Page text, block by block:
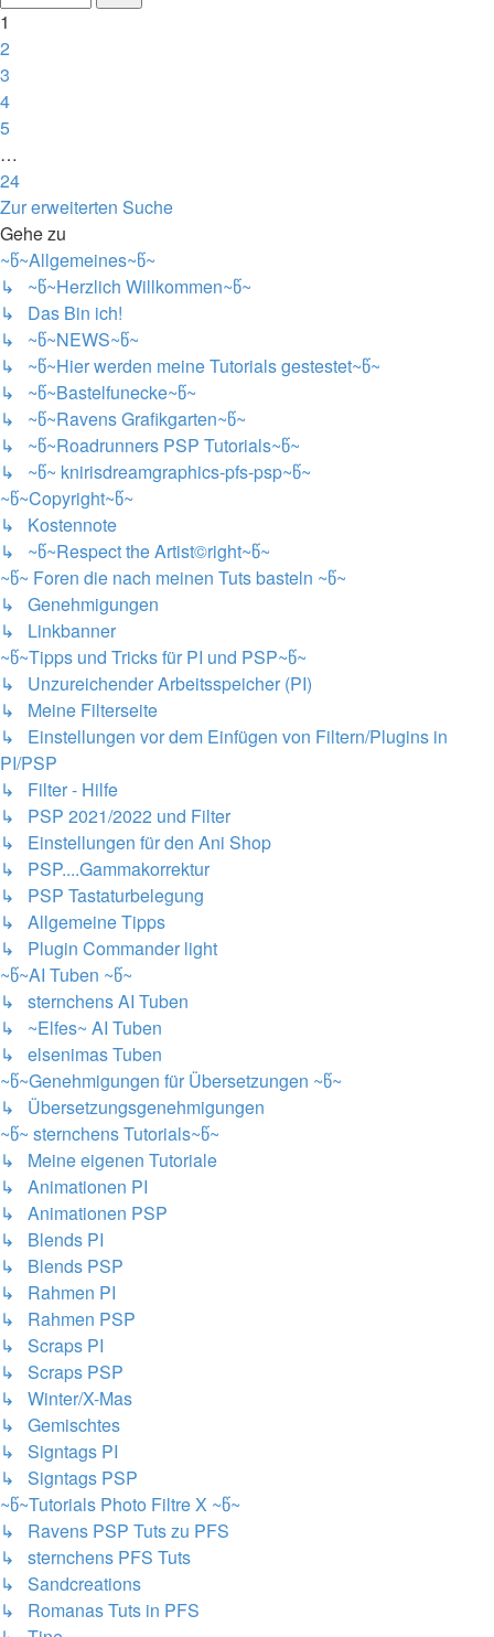
von
24
1
2
3
4
5
…
24
Nächste
Zur erweiterten Suche
Gehe zu
~წ~Allgemeines~წ~
↳ ~წ~Herzlich Willkommen~წ~
↳ Das Bin ich!
↳ ~წ~NEWS~წ~
↳ ~წ~Hier werden meine Tutorials gestestet~წ~
↳ ~წ~Bastelfunecke~წ~
↳ ~წ~Ravens Grafikgarten~წ~
↳ ~წ~Roadrunners PSP Tutorials~წ~
↳ ~წ~ knirisdreamgraphics-pfs-psp~წ~
~წ~Copyright~წ~
↳ Kostennote
↳ ~წ~Respect the Artist©right~წ~
~წ~ Foren die nach meinen Tuts basteln ~წ~
↳ Genehmigungen
↳ Linkbanner
~წ~Tipps und Tricks für PI und PSP~წ~
↳ Unzureichender Arbeitsspeicher (PI)
↳ Meine Filterseite
↳ Einstellungen vor dem Einfügen von Filtern/Plugins in
PI/PSP
↳ Filter - Hilfe
↳ PSP 2021/2022 und Filter
↳ Einstellungen für den Ani Shop
↳ PSP....Gammakorrektur
↳ PSP Tastaturbelegung
↳ Allgemeine Tipps
↳ Plugin Commander light
~წ~AI Tuben ~წ~
↳ sternchens AI Tuben
↳ ~Elfes~ AI Tuben
↳ elsenimas Tuben
~წ~Genehmigungen für Übersetzungen ~წ~
↳ Übersetzungsgenehmigungen
~წ~ sternchens Tutorials~წ~
↳ Meine eigenen Tutoriale
↳ Animationen PI
↳ Animationen PSP
↳ Blends PI
↳ Blends PSP
↳ Rahmen PI
↳ Rahmen PSP
↳ Scraps PI
↳ Scraps PSP
↳ Winter/X-Mas
↳ Gemischtes
↳ Signtags PI
↳ Signtags PSP
~წ~Tutorials Photo Filtre X ~წ~
↳ Ravens PSP Tuts zu PFS
↳ sternchens PFS Tuts
↳ Sandcreations
↳ Romanas Tuts in PFS